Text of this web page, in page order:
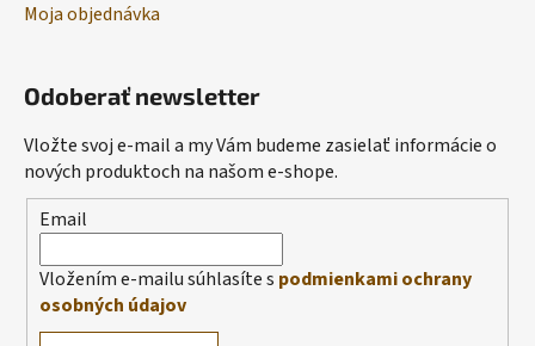
Moja objednávka
Odoberať newsletter
Vložte svoj e-mail a my Vám budeme zasielať informácie o
nových produktoch na našom e-shope.
Email
Vložením e-mailu súhlasíte s podmienkami ochrany
osobných údajov